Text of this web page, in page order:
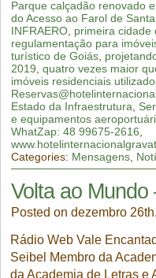
Parque calçadão renovado
do Acesso ao Farol de
INFRAERO, primeira cidade
regulamentação para
turístico de Goiás,
2019 quatro vezes maior
imóveis residenciais
Estado da Infraestrutura
e equipamentos
WhatZap: 48 99675-2616
Categories: Mensagens,
Volta ao
Posted on dezembro
Rádio Web Vale
Seibel Membro da
da Academia de Letras e